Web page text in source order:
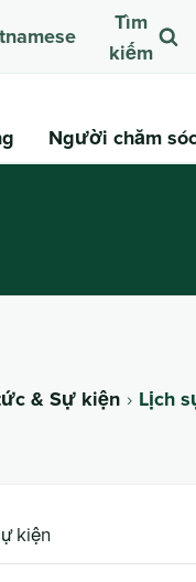
Tìm
kiếm
Người chăm
& Sự kiện Lịch
kiện